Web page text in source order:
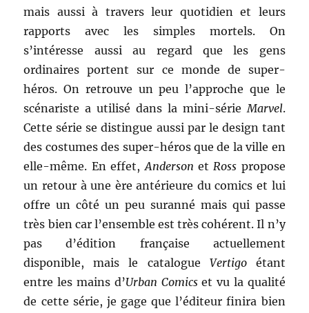
mais aussi à travers leur quotidien et leurs
rapports avec les simples mortels. On
s’intéresse aussi au regard que les gens
ordinaires portent sur ce monde de super-
héros. On retrouve un peu l’approche que le
scénariste a utilisé dans la mini-sérieMarvel.
Cette série se distingue aussi par le design tant
des costumes des super-héros que de la ville en
elle-même. En effet,Anderson etRoss propose
un retour à une ère antérieure du comics et lui
offre un côté un peu suranné mais qui passe
très bien car l’ensemble est très cohérent. Il n’y
pas d’édition française actuellement
disponible, mais le catalogue Vertigoétant
entre les mains d’Urban Comicset vu la qualité
de cette série, je gage que l’éditeur finira bien